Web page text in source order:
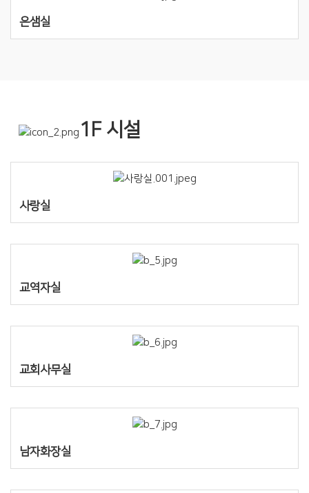
은샘실
1F 시설
사랑실
교역자실
교회사무실
남자화장실